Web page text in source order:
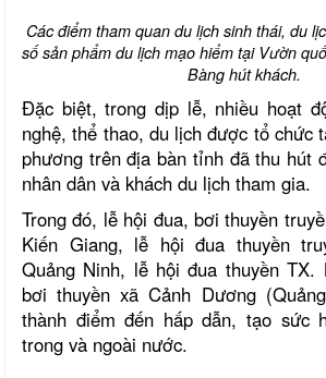
Các điểm tham quan du lịch sinh thái, du
số sản phẩm du lịch mạo hiểm tại Vườn
Bàng hút khách.
Đặc biệt, trong dịp lễ, nhiều hoạt
nghệ, thể thao, du lịch được tổ chức
phương trên địa bàn tỉnh đã thu hút
nhân dân và khách du lịch tham gia.
Trong đó, lễ hội đua, bơi thuyền
Kiến Giang, lễ hội đua thuyền
Quảng Ninh, lễ hội đua thuyền
bơi thuyền xã Cảnh Dương
thành điểm đến hấp dẫn, tạo sức
trong và ngoài nước.